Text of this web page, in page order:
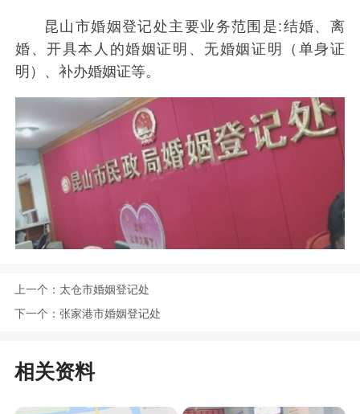
昆山市婚姻登记处主要业务范围是:结婚、离
婚、开具本人的婚姻证明、无婚姻证明（单身证
明）、补办婚姻证等。
上一个： 太仓市婚姻登记处
下一个： 张家港市婚姻登记处
相关资料